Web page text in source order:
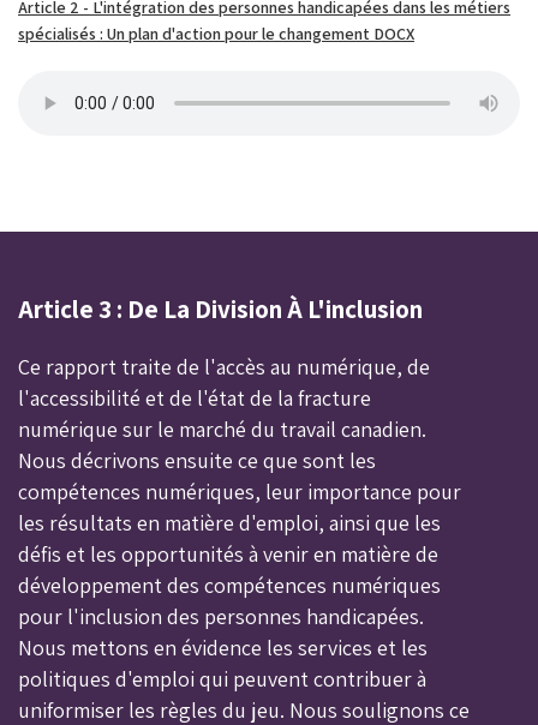
Article 2 - L'intégration des personnes handicapées dans les métiers
spécialisés : Un plan d'action pour le changement DOCX
Article 3 : De La Division À L'inclusion
Ce rapport traite de l'accès au numérique, de
l'accessibilité et de l'état de la fracture
numérique sur le marché du travail canadien.
Nous décrivons ensuite ce que sont les
compétences numériques, leur importance pour
les résultats en matière d'emploi, ainsi que les
défis et les opportunités à venir en matière de
développement des compétences numériques
pour l'inclusion des personnes handicapées.
Nous mettons en évidence les services et les
politiques d'emploi qui peuvent contribuer à
uniformiser les règles du jeu. Nous soulignons ce